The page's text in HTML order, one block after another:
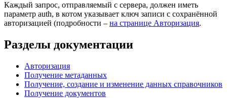
Каждый запрос, отправляемый с сервера, должен иметь
параметр auth, в котом указывает ключ записи с сохранённой
авторизацией (подробности – на странице Авторизация.
Разделы документации
Авторизация
Получение метаданных
Получение, создание и изменение данных справочников
Получение документов